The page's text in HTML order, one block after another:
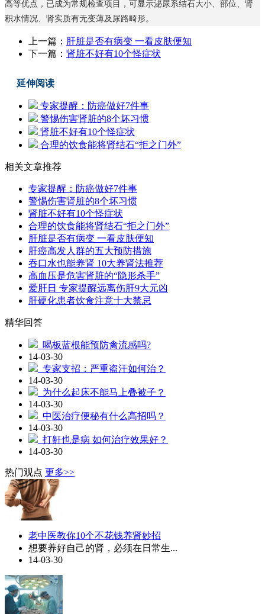
高等优点，已成为常规检查项目，可显示泌尿系结石大小、部位、肾
积水情况、肾实质有无变薄及尿路畸形。
上一篇： 肝脏是否有病变 一看皮肤便知
下一篇： 肾脏不好有10个怪症状
延伸阅读
专家提醒：防癌做好7件事
警惕伤害肾脏的8个坏习惯
肾脏不好有10个怪症状
合理的饮食能将肾结石“拒之门外”
相关文章推荐
专家提醒：防癌做好7件事
警惕伤害肾脏的8个坏习惯
肾脏不好有10个怪症状
合理的饮食能将肾结石“拒之门外”
肝脏是否有病变 一看皮肤便知
肝癌高发人群的五大预防措施
吞口水也能养肾 10大养肾法推荐
高血压是危害肾脏的“隐形杀手”
爱肝日 专家提醒远离伤肝9大元凶
肝硬化患者饮食注意十大禁忌
精华回答
喝板蓝根能预防禽流感吗?
14-03-30
专家支招：严重盗汗如何治？
14-03-30
为什么起床不能马上叠被子？
14-03-30
中医治疗便秘有什么高招吗？
14-03-30
打鼾也是病 如何治疗效果好？
14-03-30
热门观点 更多>>
老中医教你10个不花钱养肾妙招
想要养好自己的肾，必须在日常生...
14-03-30